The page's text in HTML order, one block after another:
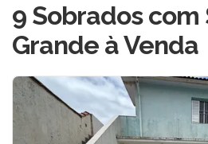
9 Sobrados com
Grande à Venda